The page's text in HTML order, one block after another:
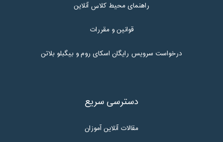
راهنمای محیط کلاس آنلاین
قوانین و مقررات
درخواست سرویس رایگان اسکای روم و بیگبلو بلاتن
دسترسی سریع
مقالات آنلاین آموزان